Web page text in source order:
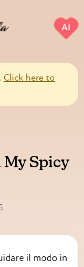
AI
Click here to
Spicy
il modo in